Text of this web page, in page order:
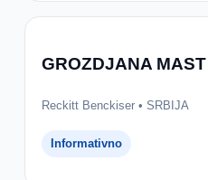
GROZDJANA
Reckitt Benckiser • SRBIJA
Informativno